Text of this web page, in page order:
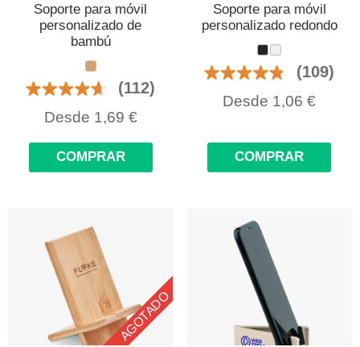
Soporte para móvil
personalizado de
bambú
(112)
Desde 1,69 €
COMPRAR
Soporte para móvil
personalizado redondo
(109)
Desde 1,06 €
COMPRAR
AGOTADO